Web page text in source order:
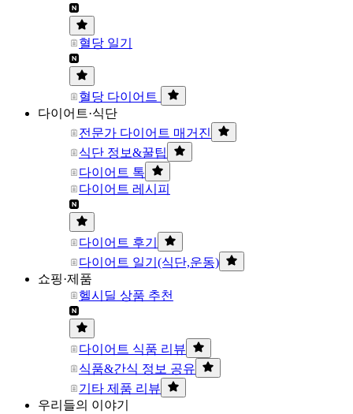
혈당 일기
혈당 다이어트
다이어트·식단
전문가 다이어트 매거진
식단 정보&꿀팁
다이어트 톡
다이어트 레시피
다이어트 후기
다이어트 일기(식단,운동)
쇼핑·제품
헬시딜 상품 추천
다이어트 식품 리뷰
식품&간식 정보 공유
기타 제품 리뷰
우리들의 이야기